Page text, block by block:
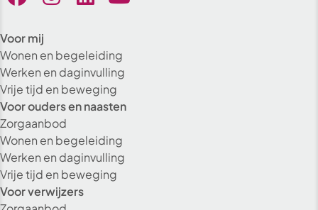
Voor mij
Wonen en begeleiding
Werken en daginvulling
Vrije tijd en beweging
Voor ouders en naasten
Zorgaanbod
Wonen en begeleiding
Werken en daginvulling
Vrije tijd en beweging
Voor verwijzers